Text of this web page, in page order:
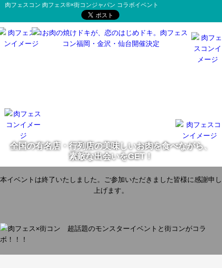
肉フェスコン 肉フェス®×街コンジャパン コラボイベント
全国の有名店・行列店の美味しいお肉を食べながら、
素敵な出会いをGET！
本イベントは終了いたしました。ご参加いただきました皆様に感謝申し
上げます。